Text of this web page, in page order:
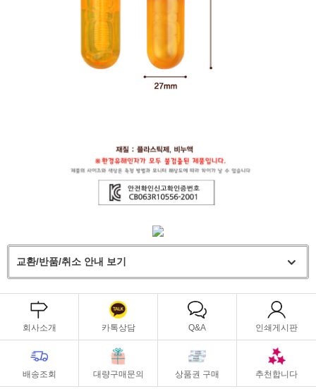
교환/반품/취소 안내 보기
회사소개 카톡상담 Q&A 인쇄게시판
배송조회 대량구매문의 상품권 구매 추천합니다